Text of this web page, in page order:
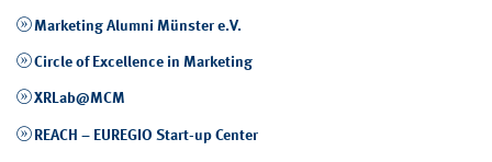
Marketing Alumni Münster e.V.
Circle of Excellence in Marketing
XRLab@MCM
REACH – EUREGIO Start-up Center